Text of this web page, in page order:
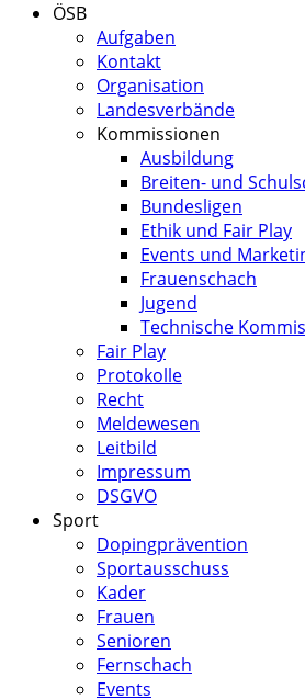
ÖSB
Aufgaben
Kontakt
Organisation
Landesverbände
Kommissionen
Ausbildung
Breiten- und
Bundesligen
Ethik und Fair Play
Events und
Frauenschach
Jugend
Technische
Fair Play
Protokolle
Recht
Meldewesen
Leitbild
Impressum
DSGVO
Sport
Dopingprävention
Sportausschuss
Kader
Frauen
Senioren
Fernschach
Events